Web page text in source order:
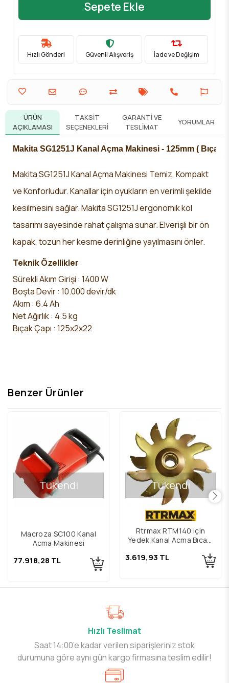
Sepete Ekle
Hızlı Gönderi Güvenli Alışveriş İade ve Değişim
ÜRÜN
AÇIKLAMASI
TAKSIT
SEÇENEKLERI
GARANTI VE
TESLIMAT
YORUMLAR
Makita SG1251J Kanal Açma Makinesi - 125mm ( Bıçak
Makita SG1251J Kanal Açma Makinesi Temiz, Kompakt
ve Konforludur. Kanallar için oyukların en verimli şekilde
kesilmesini sağlar. Makita SG1251J ergonomik kol
tasarımı sayesinde rahat çalışma sunar. Elverişli bir ön
kapak, tozun her kesme derinliğine yayılmasını önler.
Teknik Özellikler
Sürekli Akım Girişi : 1400 W
Boşta Devir : 10.000 devir/dk
Akım : 6.4 Ah
Net Ağırlık: 4.5 kg
Bıçak Çapı : 125x2x22
Benzer Ürünler
Tükendi
Macroza SC100 Kanal
Açma Makinesi
77.918,28 TL
Tükendi
Rtrmax RTM140 için
Yedek Kanal Açma Bıçağı
3.619,93 TL
Hızlı Teslimat
Saat 14:00’e kadar verilen siparişleriniz stok
durumuna göre aynı gün kargo firmasına teslim edilir!